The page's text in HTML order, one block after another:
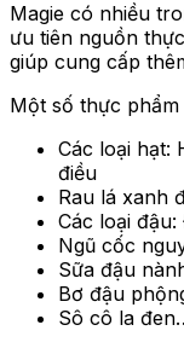
Magie có nhiều
ưu tiên nguồn
giúp cung cấp
Một số thực phẩm
Các loại hạt:
điều
Rau lá xanh
Các loại
Ngũ cốc
Sữa đậu
Bơ đậu
Sô cô la